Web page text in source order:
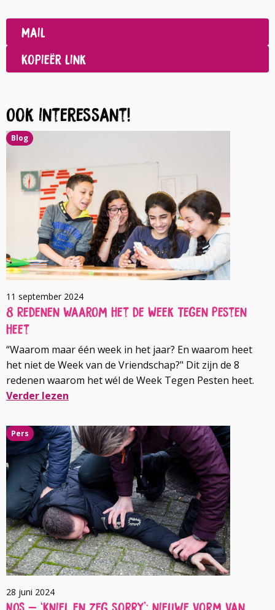
Facebook
LinkedIn
Mail
Kopieër link
Ook interessant!
Blog
11 september 2024
8 Redenen waarom het de Week Tegen Pesten
heet
“Waarom maar één week in het jaar? En waarom heet
het niet de Week van de Vriendschap?" Dit zijn de 8
redenen waarom het wél de Week Tegen Pesten heet.
Verder lezen
meer
over
Pers
28 juni 2024
NOS – ‘Kniel en zeg sorry’: nieuwe vorm van